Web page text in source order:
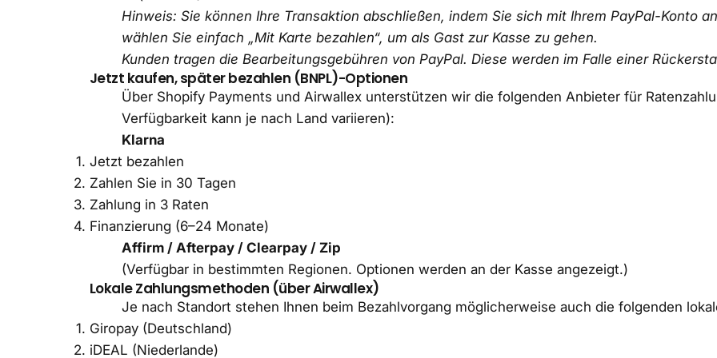
Hinweis: Sie können Ihre Transaktion abschließen, indem Sie sich mit Ihrem PayPal-Konto
wählen Sie einfach „Mit Karte bezahlen“, um als Gast zur Kasse zu gehen.
Kunden tragen die Bearbeitungsgebühren von PayPal. Diese werden im Falle einer
Jetzt kaufen, später bezahlen (BNPL)-Optionen
Über Shopify Payments und Airwallex unterstützen wir die folgenden Anbieter für
Verfügbarkeit kann je nach Land variieren):
Klarna
Jetzt bezahlen
Zahlen Sie in 30 Tagen
Zahlung in 3 Raten
Finanzierung (6–24 Monate)
Affirm / Afterpay / Clearpay / Zip
(Verfügbar in bestimmten Regionen. Optionen werden an der Kasse angezeigt.)
Lokale Zahlungsmethoden (über Airwallex)
Je nach Standort stehen Ihnen beim Bezahlvorgang möglicherweise auch die folgenden
Giropay (Deutschland)
iDEAL (Niederlande)